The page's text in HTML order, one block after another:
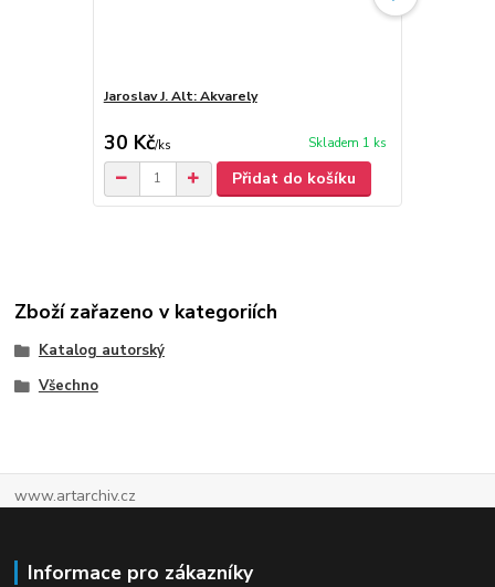
Jaroslav J. Alt: Akvarely
30 Kč/ks Skladem 1 ks
Přidat do košíku
Zboží zařazeno v kategoriích
Katalog autorský
Všechno
www.artarchiv.cz
Informace pro zákazníky